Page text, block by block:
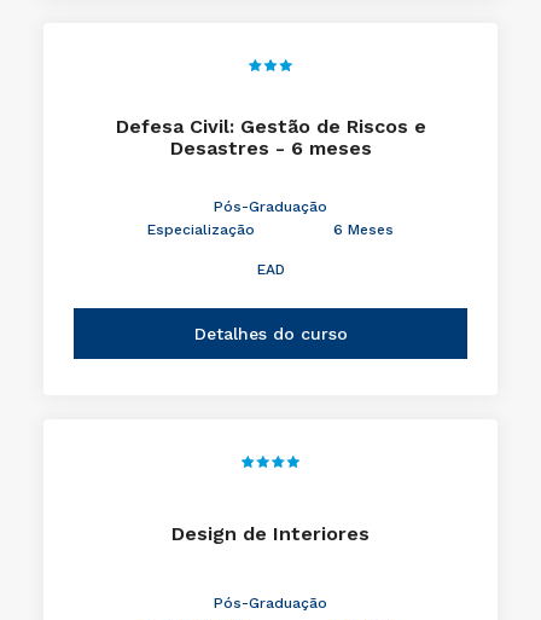
Defesa Civil: Gestão de Riscos e
Desastres - 6 meses
Pós-Graduação
Especialização
6 Meses
EAD
Detalhes do curso
Design de Interiores
Pós-Graduação